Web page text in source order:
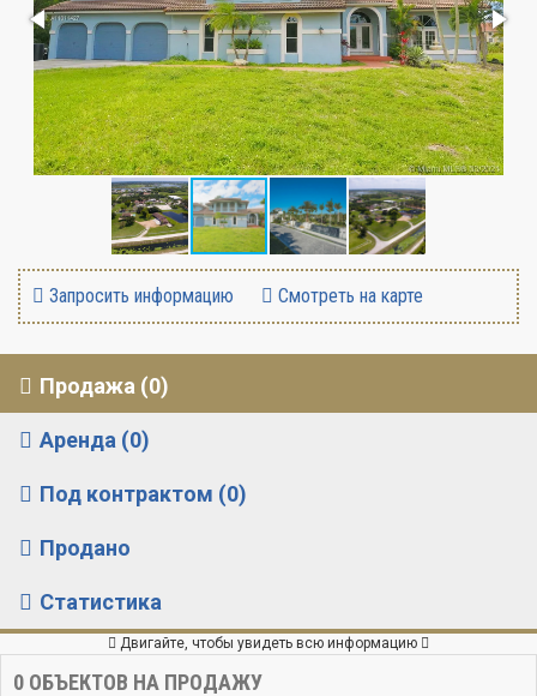
Запросить информацию Смотреть на карте
Продажа (0)
Аренда (0)
Под контрактом (0)
Продано
Статистика
Двигайте, чтобы увидеть всю информацию
0 ОБЪЕКТОВ НА ПРОДАЖУ